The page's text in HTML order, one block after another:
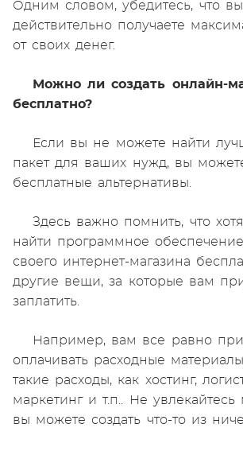
Одним словом, убедитесь, что вы
действительно получаете
от своих денег.
Можно ли создать онлайн-
бесплатно?
Если вы не можете найти
пакет для ваших нужд, вы
бесплатные альтернативы.
Здесь важно помнить, что
найти программное
своего интернет-магазина
другие вещи, за которые вам
заплатить.
Например, вам все равно
оплачивать расходные
такие расходы, как хостинг,
маркетинг и т.п.. Не
вы можете создать что-то из